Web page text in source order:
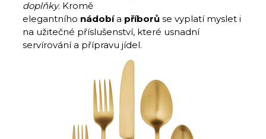
doplňky. Kromě
elegantního nádobía příborů se vyplatí myslet i
na užitečné příslušenství, které usnadní
servírování a přípravu jídel.